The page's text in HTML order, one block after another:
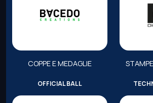
COPPE E MEDAGLIE
OFFICIAL BALL